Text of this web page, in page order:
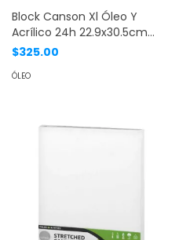
Block Canson Xl Óleo Y
Acrílico 24h 22.9x30.5cm
290g
$325.00
ÓLEO